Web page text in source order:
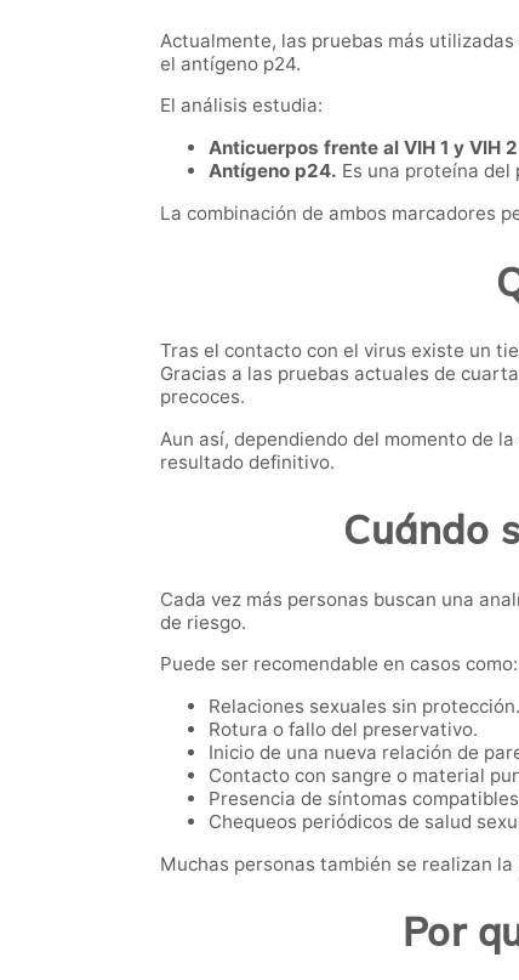
Actualmente, las pruebas más
el antígeno p24.
El análisis estudia:
Anticuerpos frente al VIH 1 y VIH
Antígeno p24. Es una proteína
La combinación de ambos marcadores
Tras el contacto con el virus existe un
Gracias a las pruebas actuales de
precoces.
Aun así, dependiendo del momento de
resultado definitivo.
Cuándo
Cada vez más personas buscan una
de riesgo.
Puede ser recomendable en casos como:
Relaciones sexuales sin protección.
Rotura o fallo del preservativo.
Inicio de una nueva relación de
Contacto con sangre o material
Presencia de síntomas
Chequeos periódicos de salud
Muchas personas también se realizan
Por